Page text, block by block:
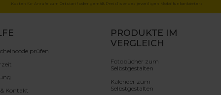
Kosten für Anrufe zum Ortstarif oder gemäß Preisliste des jeweiligen Mobilfunkanbieters
prüfen
Kontakt
PRODUKTE IM
VERGLEICH
Fotobücher zum
Selbstgestalten
Kalender zum
Selbstgestalten